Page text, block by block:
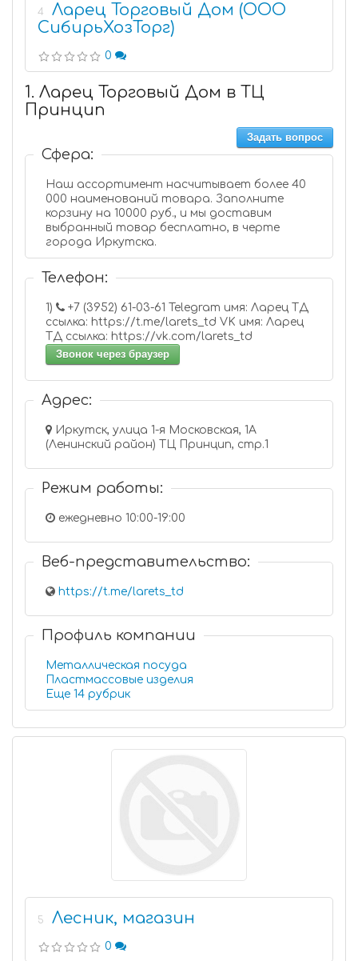
4
Ларец Торговый Дом (ООО
СибирьХозТорг)
0
1. Ларец Торговый Дом в ТЦ
Принцип
Задать вопрос
Сфера:
Наш ассортимент насчитывает более 40
000 наименований товара. Заполните
корзину на 10000 руб., и мы доставим
выбранный товар бесплатно, в черте
города Иркутска.
Телефон:
1)
ссылка: https://t.me/larets_td VK имя: Ларец
ТД ссылка: https://vk.com/larets_td
Звонок через браузер
Адрес:
Иркутск, улица 1-я Московская, 1А
(Ленинский район) ТЦ Принцип, стр.1
Режим работы:
ежедневно 10:00-19:00
Веб-представительство:
https://t.me/larets_td
Профиль компании
Металлическая посуда
Пластмассовые изделия
Еще 14 рубрик
5 Лесник, магазин
0